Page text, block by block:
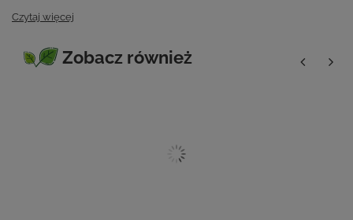
Czytaj więcej
Zobacz również